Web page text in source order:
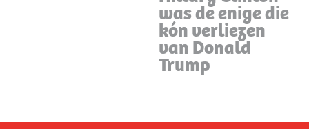
was de enige die
kón verliezen
van Donald
Trump